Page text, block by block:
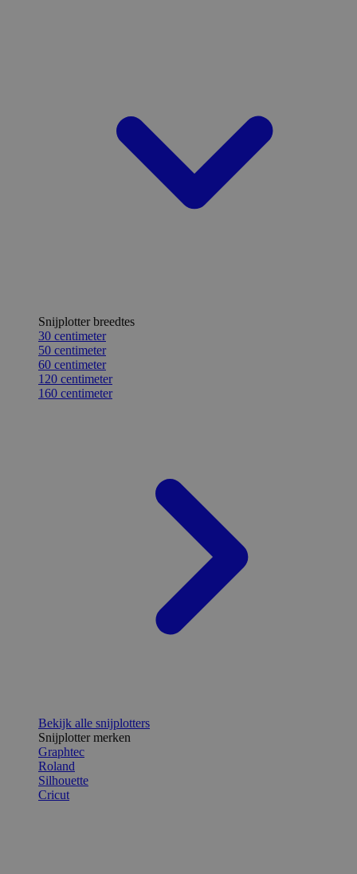
Snijplotter breedtes
30 centimeter
50 centimeter
60 centimeter
120 centimeter
160 centimeter
Bekijk alle snijplotters
Snijplotter merken
Graphtec
Roland
Silhouette
Cricut